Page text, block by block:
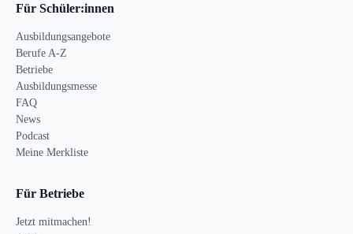
Für Schüler:innen
Ausbildungsangebote
Berufe A-Z
Betriebe
Ausbildungsmesse
FAQ
News
Podcast
Meine Merkliste
Für Betriebe
Jetzt mitmachen!